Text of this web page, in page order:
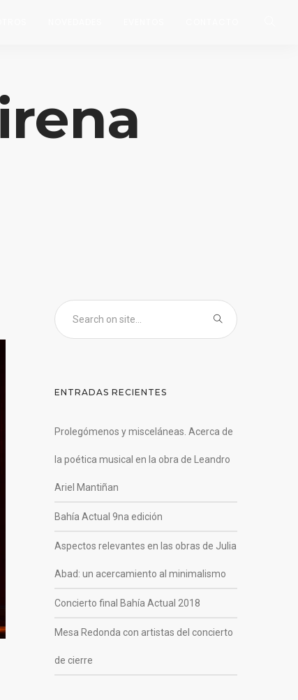
ENTRADAS RECIENTES
Prolegómenos y misceláneas. Acerca de
la poética musical en la obra de Leandro
Ariel Mantiñan
Bahía Actual 9na edición
Aspectos relevantes en las obras de Julia
Abad: un acercamiento al minimalismo
Concierto final Bahía Actual 2018
Mesa Redonda con artistas del concierto
de cierre